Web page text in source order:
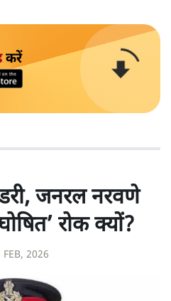
करें
जनरल नरवणे
रोक क्यों?
FEB, 2026